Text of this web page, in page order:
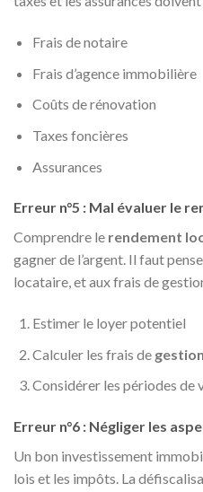
Frais de notaire
Frais d’agence immobilière
Coûts de rénovation
Taxes foncières
Assurances
Erreur n°5 : Mal évaluer le
Comprendre le rendement
gagner de l’argent. Il faut
locataire, et aux frais de
Estimer le loyer potentiel
Calculer les frais de
Considérer les périodes de
Erreur n°6 : Négliger les
Un bon investissement
lois et les impôts. La